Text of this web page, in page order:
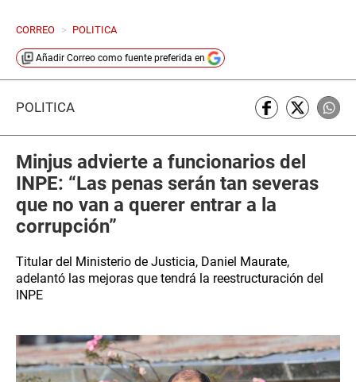
CORREO > POLITICA
Añadir Correo como fuente preferida en
POLÍTICA
Minjus advierte a funcionarios del
INPE: “Las penas serán tan severas
que no van a querer entrar a la
corrupción”
Titular del Ministerio de Justicia, Daniel Maurate,
adelantó las mejoras que tendrá la reestructuración del
INPE